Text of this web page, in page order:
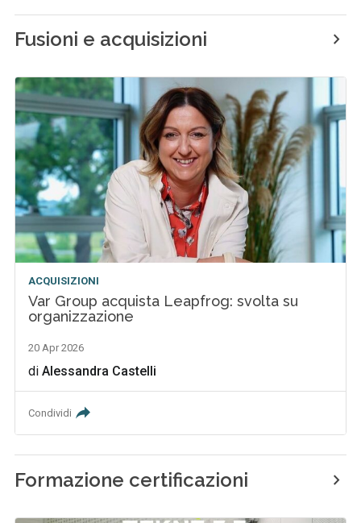
Fusioni e acquisizioni
ACQUISIZIONI
Var Group acquista Leapfrog: svolta su
organizzazione
20 Apr 2026
diAlessandra Castelli
Condividi
Formazione certificazioni